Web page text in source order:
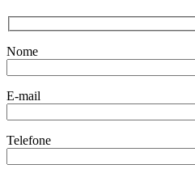
Nome
E-mail
Telefone